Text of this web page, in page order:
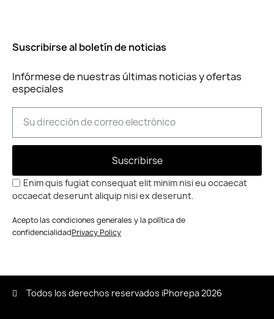
Suscribirse al boletín de noticias
Infórmese de nuestras últimas noticias y ofertas
especiales
Suscribirse
Enim quis fugiat consequat elit minim nisi eu occaecat
occaecat deserunt aliquip nisi ex deserunt.
Acepto las condiciones generales y la política de
confidencialidadPrivacy Policy
Todos los derechos reservados iPhorepa 2026